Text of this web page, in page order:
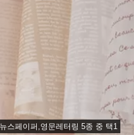
스페이퍼,영문레터링 5종 중 택1